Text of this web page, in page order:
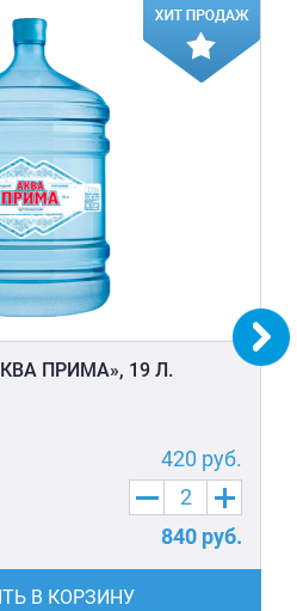
ПРИМА», 19 Л.
420 руб.
840 руб.
В КОРЗИНУ